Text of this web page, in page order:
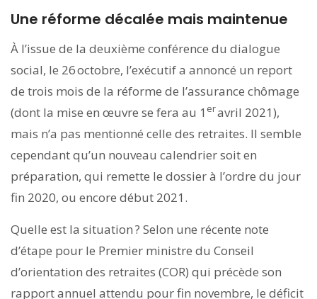
Une réforme décalée mais maintenue
À l’issue de la deuxième conférence du dialogue
social, le 26 ­octobre, l’exécutif a annoncé un report
de trois mois de la réforme de l’assurance chômage
(dont la mise en œuvre se fera au 1 eravril 2021),
mais n’a pas mentionné celle des ­retraites. Il semble
cependant qu’un nouveau calendrier soit en
préparation, qui remette le dossier à l’ordre du jour
fin 2020, ou encore début 2021.
Quelle est la situation ? Selon une récente note
d’étape pour le Premier ministre du Conseil
d’orientation des retraites (COR) qui précède son
rapport annuel attendu pour fin novembre, le déficit